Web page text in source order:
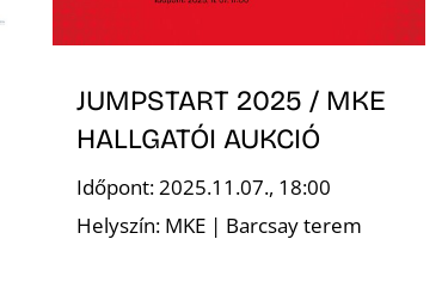
JUMPSTART 2025 / MKE
HALLGATÓI AUKCIÓ
Időpont: 2025.11.07., 18:00
Helyszín: MKE | Barcsay terem